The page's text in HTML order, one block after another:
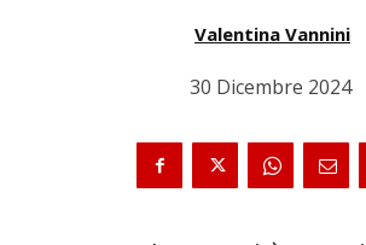
Valentina Vannini
30 Dicembre 2024